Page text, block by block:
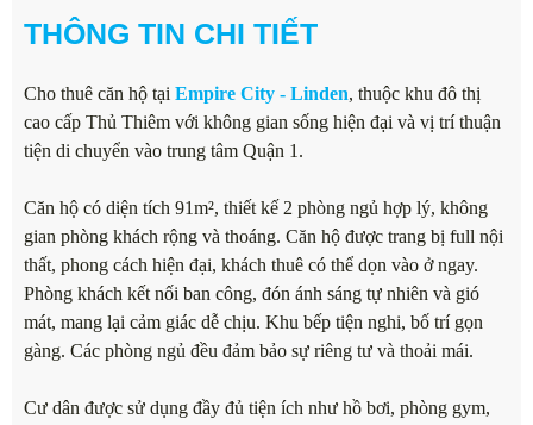
THÔNG TIN CHI TIẾT
Cho thuê căn hộ tại Empire City - Linden, thuộc khu đô thị
cao cấp Thủ Thiêm với không gian sống hiện đại và vị trí thuận
tiện di chuyển vào trung tâm Quận 1.
Căn hộ có diện tích 91m², thiết kế 2 phòng ngủ hợp lý, không
gian phòng khách rộng và thoáng. Căn hộ được trang bị full nội
thất, phong cách hiện đại, khách thuê có thể dọn vào ở ngay.
Phòng khách kết nối ban công, đón ánh sáng tự nhiên và gió
mát, mang lại cảm giác dễ chịu. Khu bếp tiện nghi, bố trí gọn
gàng. Các phòng ngủ đều đảm bảo sự riêng tư và thoải mái.
Cư dân được sử dụng đầy đủ tiện ích như hồ bơi, phòng gym,